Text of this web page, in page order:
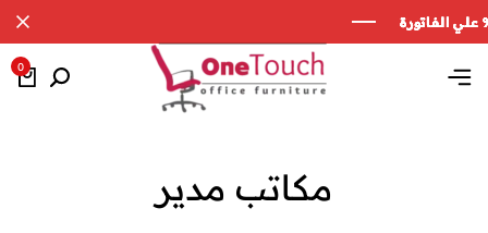
0
مكاتب مدير